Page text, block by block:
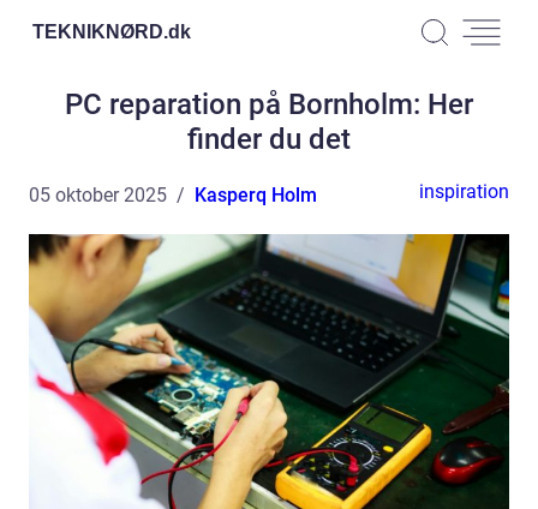
TEKNIKNØRD.dk
PC reparation på Bornholm: Her
finder du det
05 oktober 2025 Kasperq Holm inspiration